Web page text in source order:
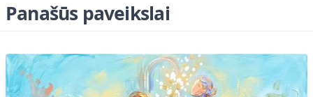
Panašūs paveikslai